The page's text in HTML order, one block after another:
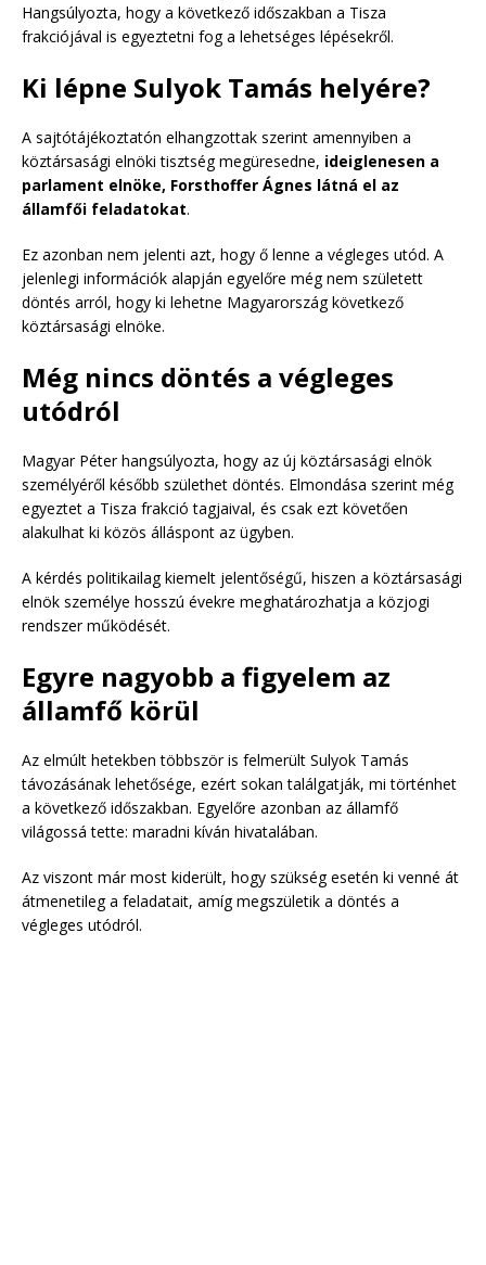
Hangsúlyozta, hogy a következő időszakban a Tisza
frakciójával is egyeztetni fog a lehetséges lépésekről.
Ki lépne Sulyok Tamás helyére?
A sajtótájékoztatón elhangzottak szerint amennyiben a
köztársasági elnöki tisztség megüresedne, ideiglenesen a
parlament elnöke, Forsthoffer Ágnes látná el az
államfői feladatokat.
Ez azonban nem jelenti azt, hogy ő lenne a végleges utód. A
jelenlegi információk alapján egyelőre még nem született
döntés arról, hogy ki lehetne Magyarország következő
köztársasági elnöke.
Még nincs döntés a végleges
utódról
Magyar Péter hangsúlyozta, hogy az új köztársasági elnök
személyéről később születhet döntés. Elmondása szerint még
egyeztet a Tisza frakció tagjaival, és csak ezt követően
alakulhat ki közös álláspont az ügyben.
A kérdés politikailag kiemelt jelentőségű, hiszen a köztársasági
elnök személye hosszú évekre meghatározhatja a közjogi
rendszer működését.
Egyre nagyobb a figyelem az
államfő körül
Az elmúlt hetekben többször is felmerült Sulyok Tamás
távozásának lehetősége, ezért sokan találgatják, mi történhet
a következő időszakban. Egyelőre azonban az államfő
világossá tette: maradni kíván hivatalában.
Az viszont már most kiderült, hogy szükség esetén ki venné át
átmenetileg a feladatait, amíg megszületik a döntés a
végleges utódról.